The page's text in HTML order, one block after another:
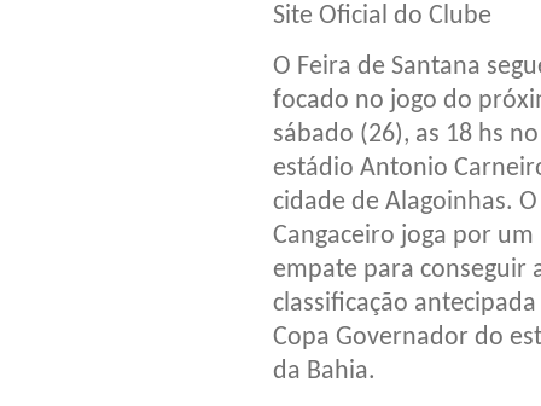
Site Oficial do Clube
O Feira de Santana
focado no jogo do
sábado (26), as 18 hs no
estádio Antonio
cidade de Alagoinhas. O
Cangaceiro joga por um
empate para conseguir
classificação
Copa Governador do
da Bahia.